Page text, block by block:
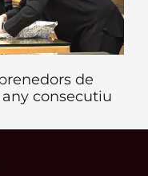
de
any consecutiu